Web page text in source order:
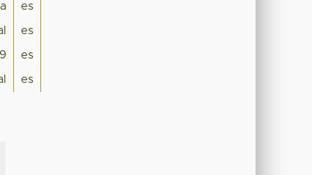
es
es
9 es
es